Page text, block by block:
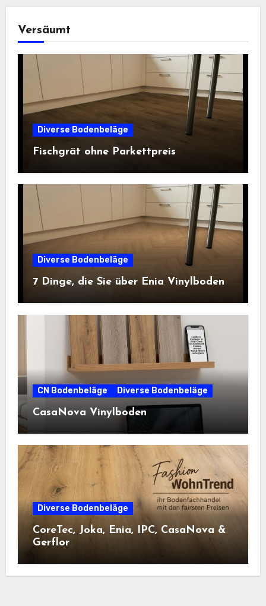
Versäumt
Diverse Bodenbeläge
Fischgrät ohne Parkettpreis
Diverse Bodenbeläge
7 Dinge, die Sie über Enia Vinylboden
CN Bodenbeläge Diverse Bodenbeläge
CasaNova Vinylboden
Diverse Bodenbeläge
CoreTec, Joka, Enia, IPC, CasaNova &
Gerflor